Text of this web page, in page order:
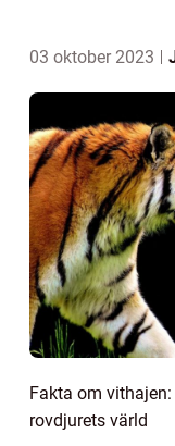
03 oktober 2023
Fakta om
rovdjurets värld